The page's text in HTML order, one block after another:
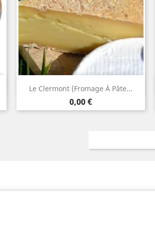
Le Clermont (fromage À Pâte...
Prix
0,00 €
Aperçu rapide